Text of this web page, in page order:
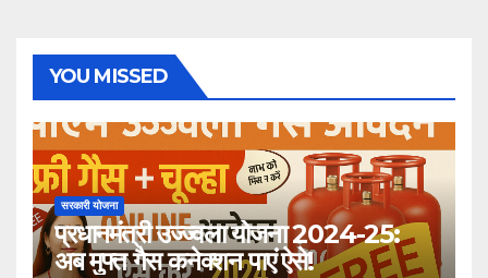
YOU MISSED
सरकारी योजना
प्रधानमंत्री उज्ज्वला योजना 2024-25:
अब मुफ्त गैस कनेक्शन पाएं ऐसे!